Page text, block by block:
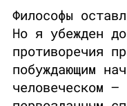
Философы
Но я убежден
противоречия
побуждающим
человеческом —